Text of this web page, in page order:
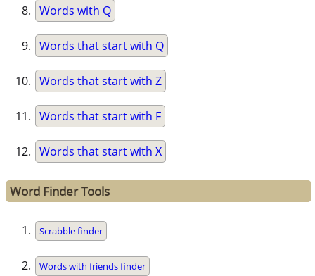
Words with Q
Words that start with Q
Words that start with Z
Words that start with F
Words that start with X
Word Finder Tools
Scrabble finder
Words with friends finder